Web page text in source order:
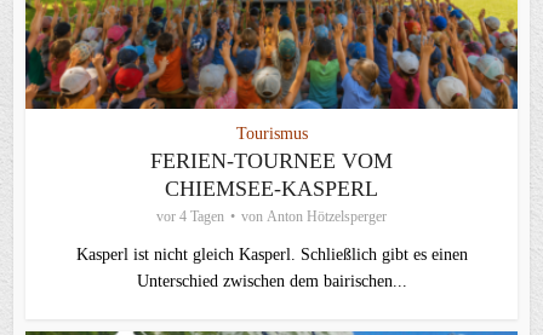
Tourismus
FERIEN-TOURNEE VOM
CHIEMSEE-KASPERL
vor 4 Tagen von Anton Hötzelsperger
Kasperl ist nicht gleich Kasperl. Schließlich gibt es einen
Unterschied zwischen dem bairischen...